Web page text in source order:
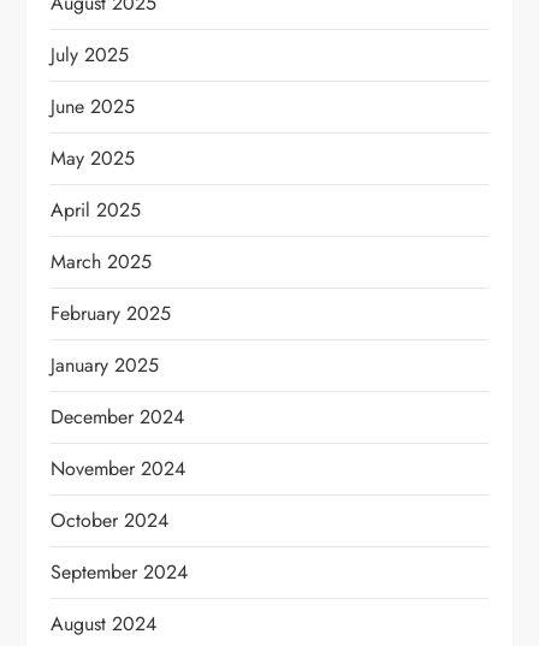
July 2025
June 2025
May 2025
April 2025
March 2025
February 2025
January 2025
December 2024
November 2024
October 2024
September 2024
August 2024